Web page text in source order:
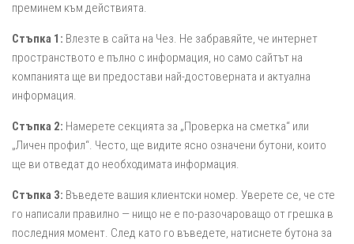
преминем към действията.
Стъпка 1: Влезте в сайта на Чез. Не забравяйте, че интернет
пространството е пълно с информация, но само сайтът на
компанията ще ви предостави най-достоверната и актуална
информация.
Стъпка 2: Намерете секцията за „Проверка на сметка“ или
„Личен профил“. Често, ще видите ясно означени бутони, които
ще ви отведат до необходимата информация.
Стъпка 3: Въведете вашия клиентски номер. Уверете се, че сте
го написали правилно — нищо не е по-разочароващо от грешка в
последния момент. След като го въведете, натиснете бутона за